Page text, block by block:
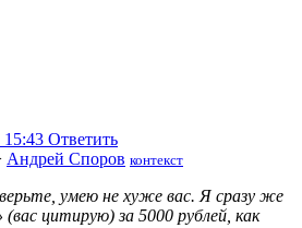
15:43 Ответить
Андрей Споров контекст
умею не хуже вас. Я сразу же
цитирую) за 5000 рублей, как